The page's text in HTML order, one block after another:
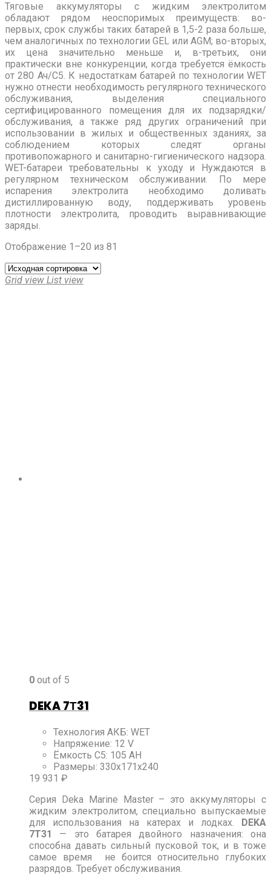
Тяговые аккумуляторы с жидким электролитом
обладают рядом неоспоримых преимуществ: во-
первых, срок службы таких батарей в 1,5-2 раза больше,
чем аналогичных по технологии GEL или AGM; во-вторых,
их цена значительно меньше и, в-третьих, они
практически вне конкуренции, когда требуется ёмкость
от 280 Ач/С5. К недостаткам батарей по технологии WET
нужно отнести необходимость регулярного технического
обслуживания, выделения специального
сертифицированного помещения для их подзарядки/
обслуживания, а также ряд других ограничений при
использовании в жилых и общественных зданиях, за
соблюдением которых следят органы
противопожарного и санитарно-гигиенического надзора.
WET-батареи требовательны к уходу и Нуждаются в
регулярном техническом обслуживании. По мере
испарения электролита необходимо доливать
дистиллированную воду, поддерживать уровень
плотности электролита, проводить выравнивающие
заряды.
Отображение 1–20 из 81
Grid view List view
0 out of 5
DEKA 7Т31
Технология АКБ: WET
Напряжение: 12 V
Ёмкость C5: 105 AH
Размеры: 330x171x240
19 931 ₽
Серия Deka Marine Master – это аккумуляторы с
жидким электролитом, специально выпускаемые
для использования на катерах и лодках. DEKA
7Т31
— это батарея двойного назначения: она
способна давать сильный пусковой ток, и в тоже
самое время не боится относительно глубоких
разрядов. Требует обслуживания.